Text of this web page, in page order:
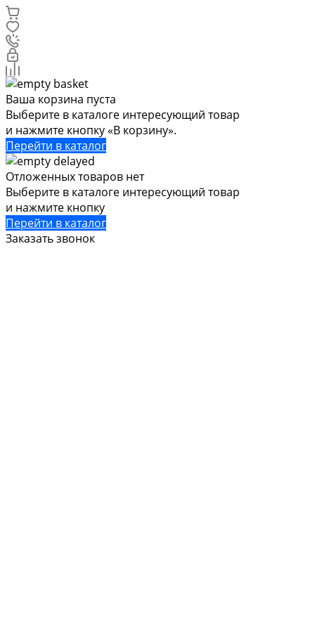
Ваша корзина пуста
Выберите в каталоге интересующий товар
и нажмите кнопку «В корзину».
Перейти в каталог
Отложенных товаров нет
Выберите в каталоге интересующий товар
и нажмите кнопку
Перейти в каталог
Заказать звонок